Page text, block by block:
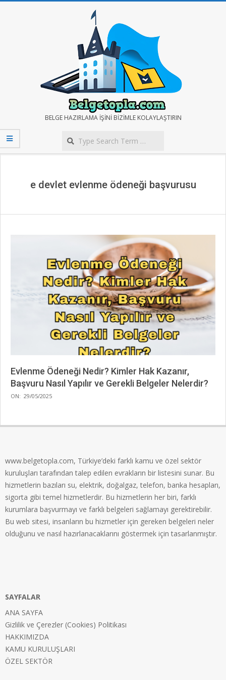
BELGE
TOPLA
BELGE HAZIRLAMA IŞINI BIZIMLE KOLAYLAŞTIRIN
e devlet evlenme ödeneği başvurusu
Evlenme Ödeneği Nedir? Kimler Hak Kazanır,
Başvuru Nasıl Yapılır ve Gerekli Belgeler Nelerdir?
2025-
ON: 29/05/2025
www.belgetopla.com, Türkiye’deki farklı kamu ve özel sektör
kuruluşları tarafından talep edilen evrakların bir listesini sunar. Bu
hizmetlerin bazıları su, elektrik, doğalgaz, telefon, banka hesapları,
sigorta gibi temel hizmetlerdir. Bu hizmetlerin her biri, farklı
kurumlara başvurmayı ve farklı belgeleri sağlamayı gerektirebilir.
Bu web sitesi, insanların bu hizmetler için gereken belgeleri neler
olduğunu ve nasıl hazırlanacaklarını göstermek için tasarlanmıştır.
SAYFALAR
ANA SAYFA
Gizlilik ve Çerezler (Cookies) Politikası
HAKKIMIZDA
KAMU KURULUŞLARI
ÖZEL SEKTÖR